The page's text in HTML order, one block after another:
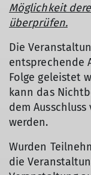
Möglichkeit
überprüfen.
Die
entsprechende
Folge geleistet
kann das
dem
werden.
Wurden
die